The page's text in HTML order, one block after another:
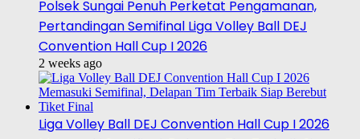
Polsek Sungai Penuh Perketat Pengamanan,
Pertandingan Semifinal Liga Volley Ball DEJ
Convention Hall Cup I 2026
2 weeks ago
Liga Volley Ball DEJ Convention Hall Cup I 2026